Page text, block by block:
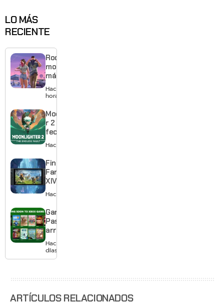
LO MÁS
RECIENTE
Rockstar
mostrará
más de
GTA 6 en
agosto
estreno
anticipado
en Netflix
Hace 11
horas
Moonlighte
r 2 ya tiene
fecha y
puedes
quedarte
gratis con
el primero
Hace 2 días
Final
Fantasy
XIV llega a
Switch 2 y
te deja
jugar un
mes sin
pagar
suscripción
Hace 3 días
Game
Pass
arranca
agosto
con
Gears of
2 y más
Hace 3
días
ARTÍCULOS RELACIONADOS